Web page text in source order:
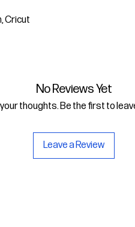
Cricut
No Reviews Yet
thoughts. Be the first to
Leave a Review